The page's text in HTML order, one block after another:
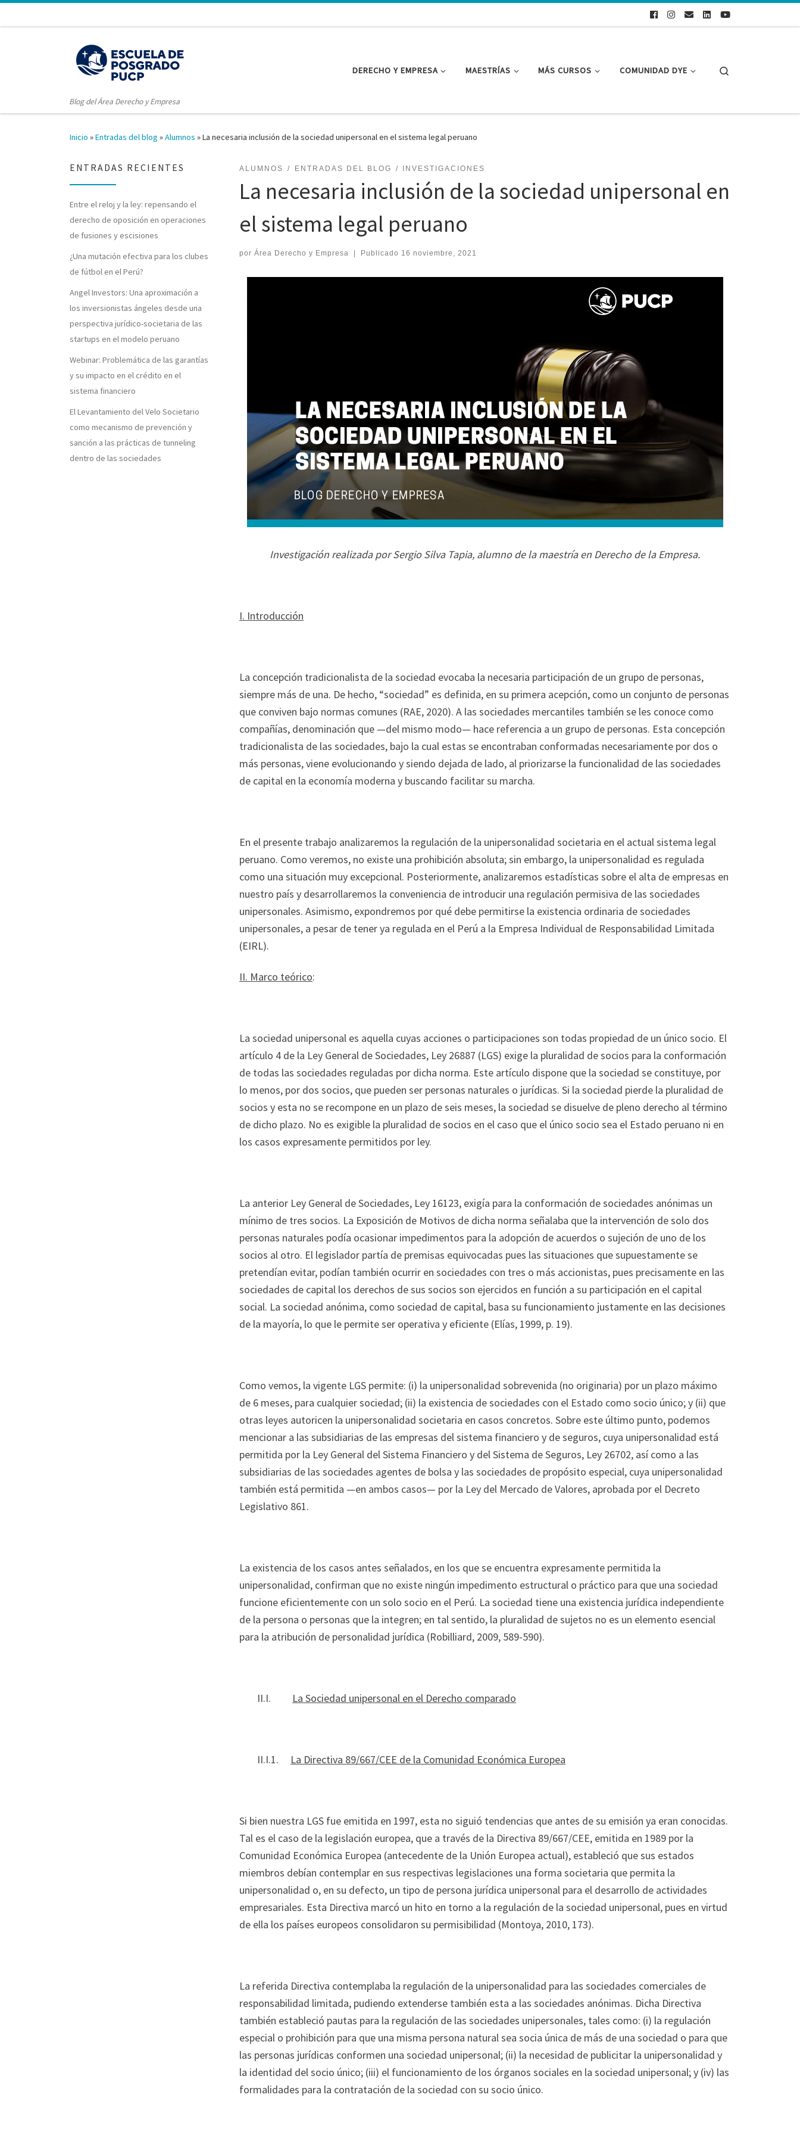
Blog del Área Derecho y Empresa
DERECHO Y EMPRESA MAESTRÍAS MÁS CURSOS COMUNIDAD DYE
Inicio »Entradas del blog »Alumnos »La necesaria inclusión de la sociedad unipersonal en el sistema legal peruano
ALUMNOS ENTRADAS DEL BLOG INVESTIGACIONES
La necesaria inclusión de la sociedad unipersonal en
el sistema legal peruano
por Área Derecho y Empresa | Publicado 16 noviembre, 2021
Investigación realizada por Sergio Silva Tapia, alumno de la maestría en Derecho de la Empresa.
I. Introducción
La concepción tradicionalista de la sociedad evocaba la necesaria participación de un grupo de personas,
siempre más de una. De hecho, “sociedad” es definida, en su primera acepción, como un conjunto de personas
que conviven bajo normas comunes (RAE, 2020). A las sociedades mercantiles también se les conoce como
compañías, denominación que —del mismo modo— hace referencia a un grupo de personas. Esta concepción
tradicionalista de las sociedades, bajo la cual estas se encontraban conformadas necesariamente por dos o
más personas, viene evolucionando y siendo dejada de lado, al priorizarse la funcionalidad de las sociedades
de capital en la economía moderna y buscando facilitar su marcha.
En el presente trabajo analizaremos la regulación de la unipersonalidad societaria en el actual sistema legal
peruano. Como veremos, no existe una prohibición absoluta; sin embargo, la unipersonalidad es regulada
como una situación muy excepcional. Posteriormente, analizaremos estadísticas sobre el alta de empresas en
nuestro país y desarrollaremos la conveniencia de introducir una regulación permisiva de las sociedades
unipersonales. Asimismo, expondremos por qué debe permitirse la existencia ordinaria de sociedades
unipersonales, a pesar de tener ya regulada en el Perú a la Empresa Individual de Responsabilidad Limitada
(EIRL).
II. Marco teórico:
La sociedad unipersonal es aquella cuyas acciones o participaciones son todas propiedad de un único socio. El
artículo 4 de la Ley General de Sociedades, Ley 26887 (LGS) exige la pluralidad de socios para la conformación
de todas las sociedades reguladas por dicha norma. Este artículo dispone que la sociedad se constituye, por
lo menos, por dos socios, que pueden ser personas naturales o jurídicas. Si la sociedad pierde la pluralidad de
socios y esta no se recompone en un plazo de seis meses, la sociedad se disuelve de pleno derecho al término
de dicho plazo. No es exigible la pluralidad de socios en el caso que el único socio sea el Estado peruano ni en
los casos expresamente permitidos por ley.
La anterior Ley General de Sociedades, Ley 16123, exigía para la conformación de sociedades anónimas un
mínimo de tres socios. La Exposición de Motivos de dicha norma señalaba que la intervención de solo dos
personas naturales podía ocasionar impedimentos para la adopción de acuerdos o sujeción de uno de los
socios al otro. El legislador partía de premisas equivocadas pues las situaciones que supuestamente se
pretendían evitar, podían también ocurrir en sociedades con tres o más accionistas, pues precisamente en las
sociedades de capital los derechos de sus socios son ejercidos en función a su participación en el capital
social. La sociedad anónima, como sociedad de capital, basa su funcionamiento justamente en las decisiones
de la mayoría, lo que le permite ser operativa y eficiente (Elías, 1999, p. 19).
Como vemos, la vigente LGS permite: (i) la unipersonalidad sobrevenida (no originaria) por un plazo máximo
de 6 meses, para cualquier sociedad; (ii) la existencia de sociedades con el Estado como socio único; y (ii) que
otras leyes autoricen la unipersonalidad societaria en casos concretos. Sobre este último punto, podemos
mencionar a las subsidiarias de las empresas del sistema financiero y de seguros, cuya unipersonalidad está
permitida por la Ley General del Sistema Financiero y del Sistema de Seguros, Ley 26702, así como a las
subsidiarias de las sociedades agentes de bolsa y las sociedades de propósito especial, cuya unipersonalidad
también está permitida —en ambos casos— por la Ley del Mercado de Valores, aprobada por el Decreto
Legislativo 861.
La existencia de los casos antes señalados, en los que se encuentra expresamente permitida la
unipersonalidad, confirman que no existe ningún impedimento estructural o práctico para que una sociedad
funcione eficientemente con un solo socio en el Perú. La sociedad tiene una existencia jurídica independiente
de la persona o personas que la integren; en tal sentido, la pluralidad de sujetos no es un elemento esencial
para la atribución de personalidad jurídica (Robilliard, 2009, 589-590).
II.I. La Sociedad unipersonal en el Derecho comparado
II.I.1. La Directiva 89/667/CEE de la Comunidad Económica Europea
Si bien nuestra LGS fue emitida en 1997, esta no siguió tendencias que antes de su emisión ya eran conocidas.
Tal es el caso de la legislación europea, que a través de la Directiva 89/667/CEE, emitida en 1989 por la
Comunidad Económica Europea (antecedente de la Unión Europea actual), estableció que sus estados
miembros debían contemplar en sus respectivas legislaciones una forma societaria que permita la
unipersonalidad o, en su defecto, un tipo de persona jurídica unipersonal para el desarrollo de actividades
empresariales. Esta Directiva marcó un hito en torno a la regulación de la sociedad unipersonal, pues en virtud
de ella los países europeos consolidaron su permisibilidad (Montoya, 2010, 173).
La referida Directiva contemplaba la regulación de la unipersonalidad para las sociedades comerciales de
responsabilidad limitada, pudiendo extenderse también esta a las sociedades anónimas. Dicha Directiva
también estableció pautas para la regulación de las sociedades unipersonales, tales como: (i) la regulación
especial o prohibición para que una misma persona natural sea socia única de más de una sociedad o para que
las personas jurídicas conformen una sociedad unipersonal; (ii) la necesidad de publicitar la unipersonalidad y
la identidad del socio único; (iii) el funcionamiento de los órganos sociales en la sociedad unipersonal; y (iv) las
formalidades para la contratación de la sociedad con su socio único.
ENTRADAS RECIENTES
Entre el reloj y la ley: repensando el
derecho de oposición en operaciones
de fusiones y escisiones
¿Una mutación efectiva para los clubes
de fútbol en el Perú?
Angel Investors: Una aproximación a
los inversionistas ángeles desde una
perspectiva jurídico-societaria de las
startups en el modelo peruano
Webinar: Problemática de las garantías
y su impacto en el crédito en el
sistema financiero
El Levantamiento del Velo Societario
como mecanismo de prevención y
sanción a las prácticas de tunneling
dentro de las sociedades